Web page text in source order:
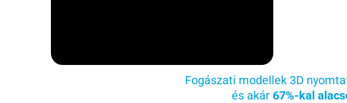
Fogászati modellek 3D
és akár 67%-kal